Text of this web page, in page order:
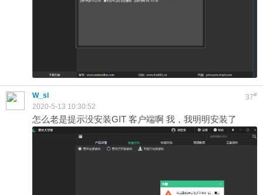
37#
W_sl
2020-5-13 10:30:52
怎么老是提示没安装GIT 客户端啊 我，我明明安装了